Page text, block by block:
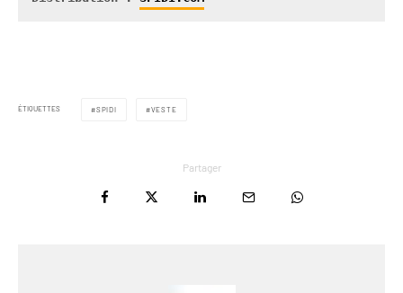
ÉTIQUETTES SPIDI VESTE
Partager